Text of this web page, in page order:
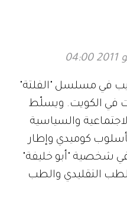
في مسلسل "الفلتة"
في الكويت. ويسلّط
والسياسية
كوميدي وإطار
شخصية "أبو خليفة"
التقليدي والطب